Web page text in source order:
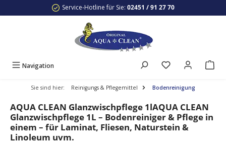
Zum Hauptinhalt springenService-Hotline für Sie: 02451 / 91 27 70
Navigation
Sie sind hier: Reinigungs & Pflegemittel Bodenreinigung
AQUA CLEAN Glanzwischpflege 1lAQUA CLEAN
Glanzwischpflege 1L – Bodenreiniger & Pflege in
einem – für Laminat, Fliesen, Naturstein &
Linoleum uvm.